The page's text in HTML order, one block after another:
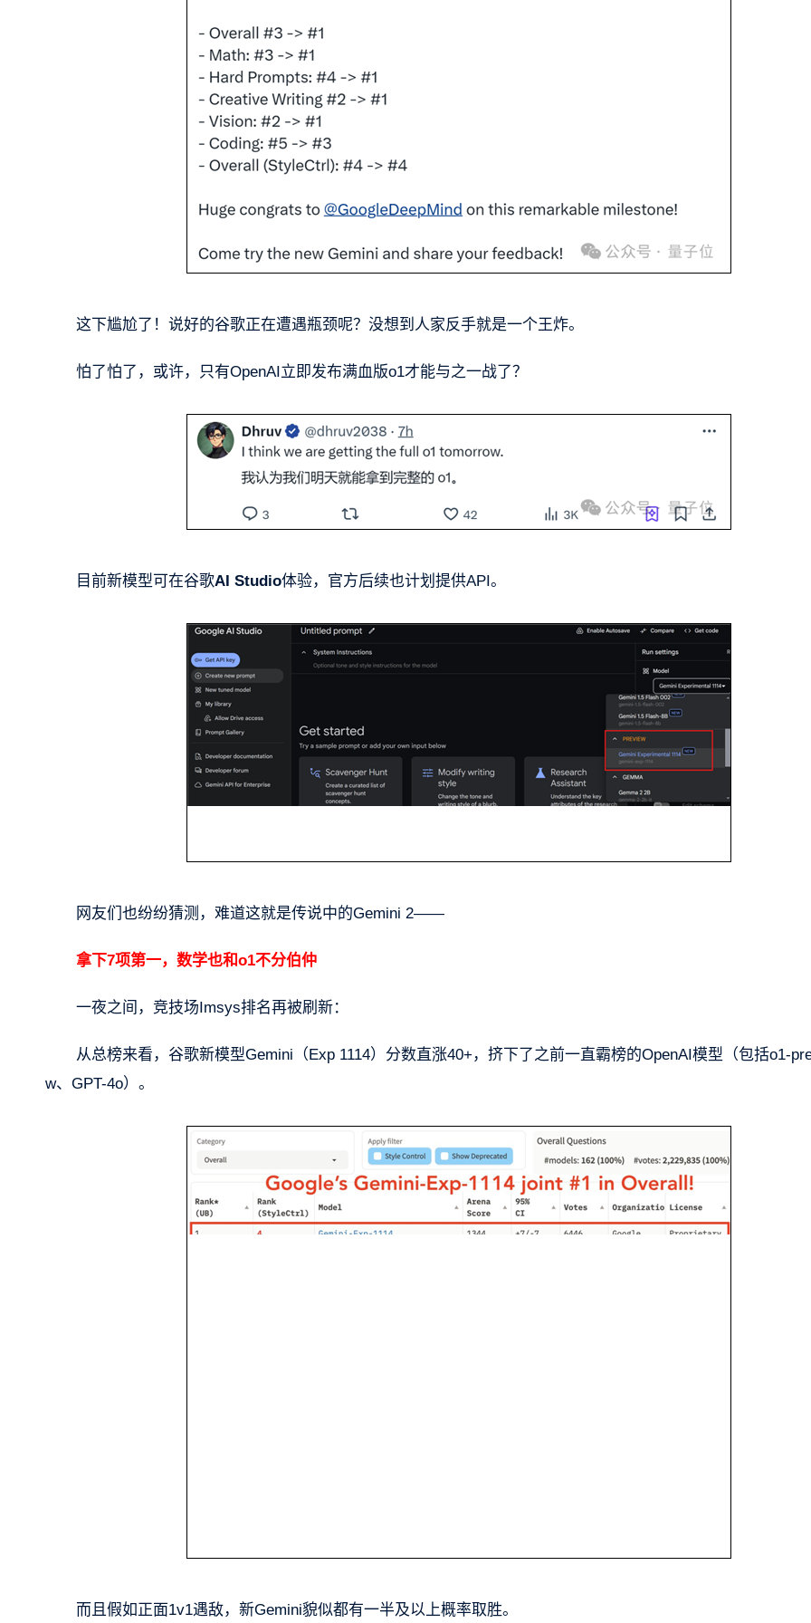
这下尴尬了！说好的谷歌正在遭遇瓶颈呢？没想到人家反手就是一个王炸。
怕了怕了，或许，只有OpenAI立即发布满血版o1才能与之一战了？
目前新模型可在谷歌AI Studio体验，官方后续也计划提供API。
网友们也纷纷猜测，难道这就是传说中的Gemini 2——
拿下7项第一，数学也和o1不分伯仲
一夜之间，竞技场Imsys排名再被刷新：
从总榜来看，谷歌新模型Gemini（Exp 1114）分数直涨40+，挤下了之前一直霸榜的OpenAI模型（包括o1-
w、GPT-4o）。
而且假如正面1v1遇敌，新Gemini貌似都有一半及以上概率取胜。